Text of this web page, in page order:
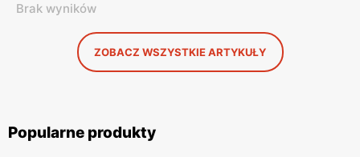
Brak wyników
ZOBACZ WSZYSTKIE ARTYKUŁY
Popularne produkty